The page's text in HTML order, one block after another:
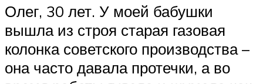
Олег, 30 лет. У моей бабушки
вышла из строя старая газовая
колонка советского производства –
она часто давала протечки, а во